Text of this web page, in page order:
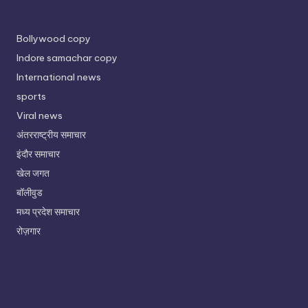
Bollywood copy
Indore samachar copy
International news
sports
Viral news
अंतरराष्ट्रीय समाचार
इंदौर समाचार
खेल जगत
बॉलीवुड
मध्य प्रदेश समाचार
रोज़गार